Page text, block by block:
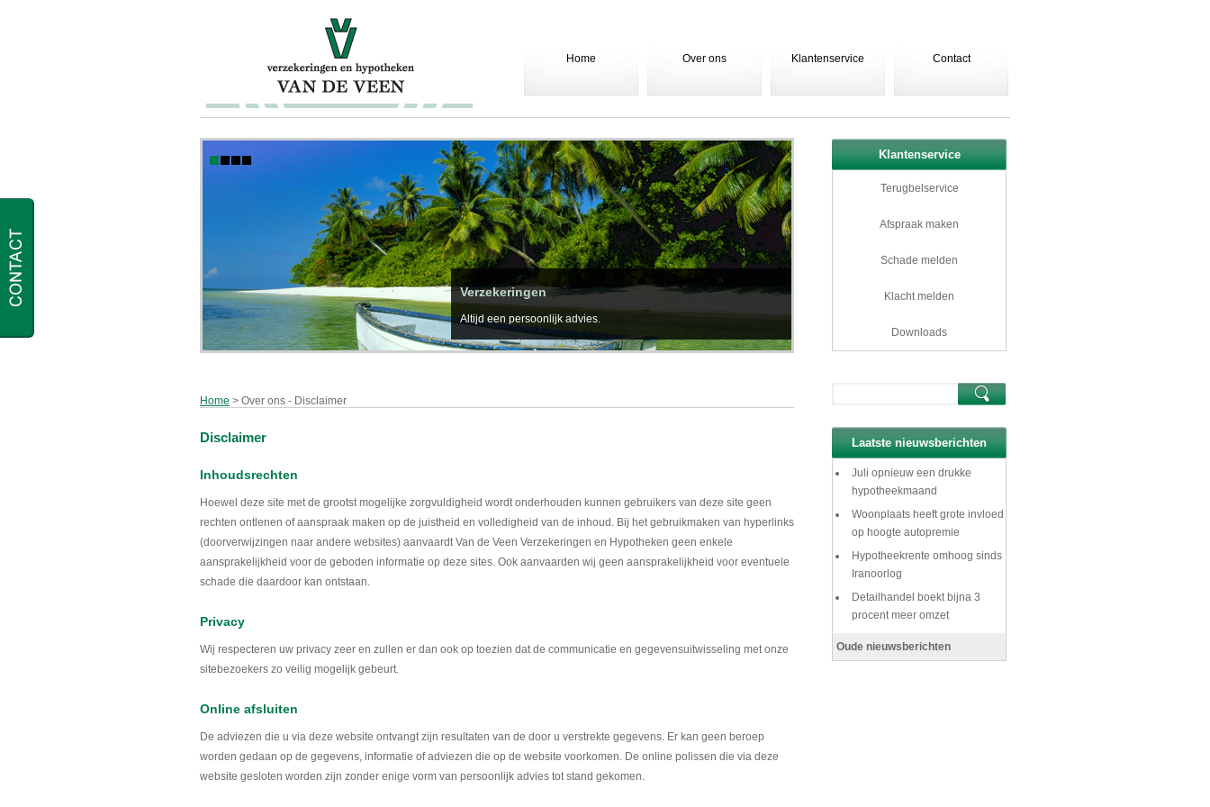
Home Over ons Klantenservice Contact
Verzekeringen
Altijd een persoonlijk advies.
Home > Over ons - Disclaimer
Disclaimer
Inhoudsrechten
Hoewel deze site met de grootst mogelijke zorgvuldigheid wordt onderhouden kunnen gebruikers van deze site geen
rechten ontlenen of aanspraak maken op de juistheid en volledigheid van de inhoud. Bij het gebruikmaken van hyperlinks
(doorverwijzingen naar andere websites) aanvaardt Van de Veen Verzekeringen en Hypotheken geen enkele
aansprakelijkheid voor de geboden informatie op deze sites. Ook aanvaarden wij geen aansprakelijkheid voor eventuele
schade die daardoor kan ontstaan.
Privacy
Wij respecteren uw privacy zeer en zullen er dan ook op toezien dat de communicatie en gegevensuitwisseling met onze
sitebezoekers zo veilig mogelijk gebeurt.
Online afsluiten
De adviezen die u via deze website ontvangt zijn resultaten van de door u verstrekte gegevens. Er kan geen beroep
worden gedaan op de gegevens, informatie of adviezen die op de website voorkomen. De online polissen die via deze
website gesloten worden zijn zonder enige vorm van persoonlijk advies tot stand gekomen.
Klantenservice
Terugbelservice
Afspraak maken
Schade melden
Klacht melden
Downloads
Laatste nieuwsberichten
Juli opnieuw een drukke
hypotheekmaand
Woonplaats heeft grote invloed
op hoogte autopremie
Hypotheekrente omhoog sinds
Iranoorlog
Detailhandel boekt bijna 3
procent meer omzet
Oude nieuwsberichten